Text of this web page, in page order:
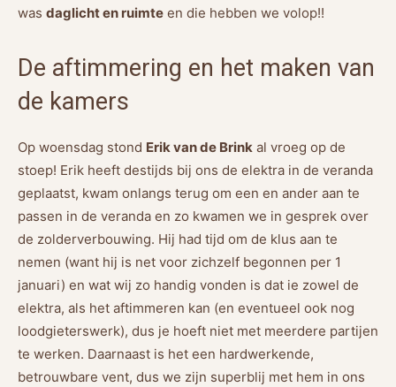
was daglicht en ruimte en die hebben we volop!!
De aftimmering en het maken van
de kamers
Op woensdag stond Erik van de Brink al vroeg op de
stoep! Erik heeft destijds bij ons de elektra in de veranda
geplaatst, kwam onlangs terug om een en ander aan te
passen in de veranda en zo kwamen we in gesprek over
de zolderverbouwing. Hij had tijd om de klus aan te
nemen (want hij is net voor zichzelf begonnen per 1
januari) en wat wij zo handig vonden is dat ie zowel de
elektra, als het aftimmeren kan (en eventueel ook nog
loodgieterswerk), dus je hoeft niet met meerdere partijen
te werken. Daarnaast is het een hardwerkende,
betrouwbare vent, dus we zijn superblij met hem in ons